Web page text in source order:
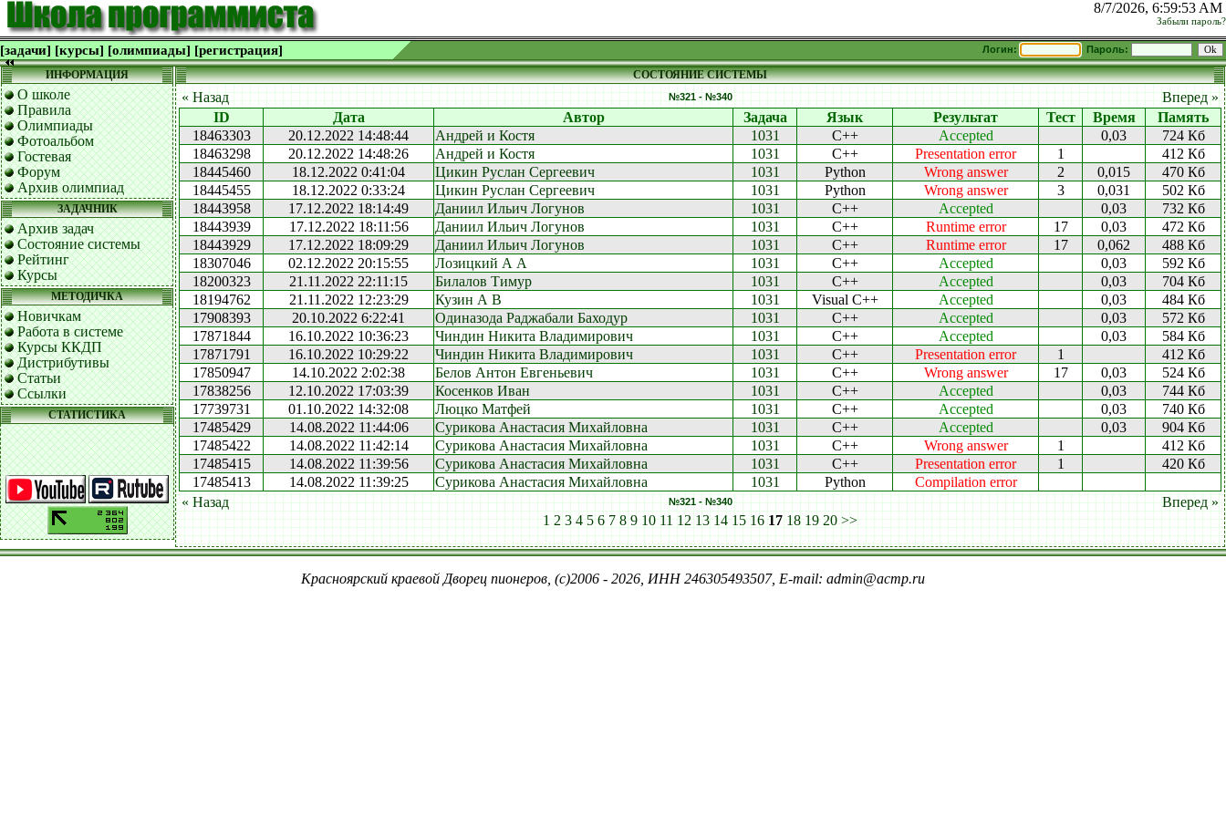
8/7/2026, 6:59:53 AM
Забыли пароль?
[задачи] [курсы] [олимпиады] [регистрация] Логин: Пароль:
ИНФОРМАЦИЯ
О школе
Правила
Олимпиады
Фотоальбом
Гостевая
Форум
Архив олимпиад
ЗАДАЧНИК
Архив задач
Состояние системы
Рейтинг
Курсы
МЕТОДИЧКА
Новичкам
Работа в системе
Курсы ККДП
Дистрибутивы
Статьи
Ссылки
СТАТИСТИКА
СОСТОЯНИЕ СИСТЕМЫ
« Назад №321 - №340
Вперед »
ID
Дата Автор Задача Язык Результат Тест Время
Память
18463303
20.12.2022 14:48:44 Андрей и Костя 1031 C++ Accepted 0,03
724 Кб
18463298
20.12.2022 14:48:26 Андрей и Костя 1031 C++ Presentation error 1
412 Кб
18445460
18.12.2022 0:41:04 Цикин Руслан Сергеевич 1031 Python Wrong answer 2 0,015
470 Кб
18445455
18.12.2022 0:33:24 Цикин Руслан Сергеевич 1031 Python Wrong answer 3 0,031
502 Кб
18443958
17.12.2022 18:14:49 Даниил Ильич Логунов 1031 C++ Accepted 0,03
732 Кб
18443939
17.12.2022 18:11:56 Даниил Ильич Логунов 1031 C++ Runtime error 17 0,03
472 Кб
18443929
17.12.2022 18:09:29 Даниил Ильич Логунов 1031 C++ Runtime error 17 0,062
488 Кб
18307046
02.12.2022 20:15:55 Лозицкий А А 1031 C++ Accepted 0,03
592 Кб
18200323
21.11.2022 22:11:15 Билалов Тимур 1031 C++ Accepted 0,03
704 Кб
18194762
21.11.2022 12:23:29 Кузин А В 1031 Visual C++ Accepted 0,03
484 Кб
17908393
20.10.2022 6:22:41 Одиназода Раджабали Баходур 1031 C++ Accepted 0,03
572 Кб
17871844
16.10.2022 10:36:23 Чиндин Никита Владимирович 1031 C++ Accepted 0,03
584 Кб
17871791
16.10.2022 10:29:22 Чиндин Никита Владимирович 1031 C++ Presentation error 1
412 Кб
17850947
14.10.2022 2:02:38 Белов Антон Евгеньевич 1031 C++ Wrong answer 17 0,03
524 Кб
17838256
12.10.2022 17:03:39 Косенков Иван 1031 C++ Accepted 0,03
744 Кб
17739731
01.10.2022 14:32:08 Люцко Матфей 1031 C++ Accepted 0,03
740 Кб
17485429
14.08.2022 11:44:06 Сурикова Анастасия Михайловна 1031 C++ Accepted 0,03
904 Кб
17485422
14.08.2022 11:42:14 Сурикова Анастасия Михайловна 1031 C++ Wrong answer 1
412 Кб
17485415
14.08.2022 11:39:56 Сурикова Анастасия Михайловна 1031 C++ Presentation error 1
420 Кб
17485413
14.08.2022 11:39:25 Сурикова Анастасия Михайловна 1031 Python
Compilation error
« Назад
№321 - №340
Вперед »
1 2 3 4 5 6 7 8 9 10 11 12 13 14 15 16 17 18 19 20 >>
Красноярский краевой Дворец пионеров, (c)2006 - 2026, ИНН 246305493507, E-mail: admin@acmp.ru